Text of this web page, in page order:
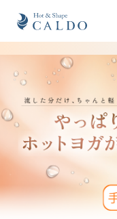
施設案内
プログラム
スケジュール
マピラセミ
ジム